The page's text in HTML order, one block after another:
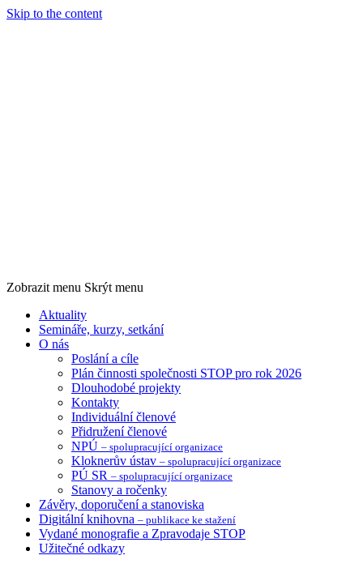
Skip to the content
Zobrazit menu Skrýt menu
Aktuality
Semináře, kurzy, setkání
O nás
Poslání a cíle
Plán činnosti společnosti STOP pro rok 2026
Dlouhodobé projekty
Kontakty
Individuální členové
Přidružení členové
NPÚ – spolupracující organizace
Kloknerův ústav – spolupracující organizace
PÚ SR – spolupracující organizace
Stanovy a ročenky
Závěry, doporučení a stanoviska
Digitální knihovna – publikace ke stažení
Vydané monografie a Zpravodaje STOP
Užitečné odkazy